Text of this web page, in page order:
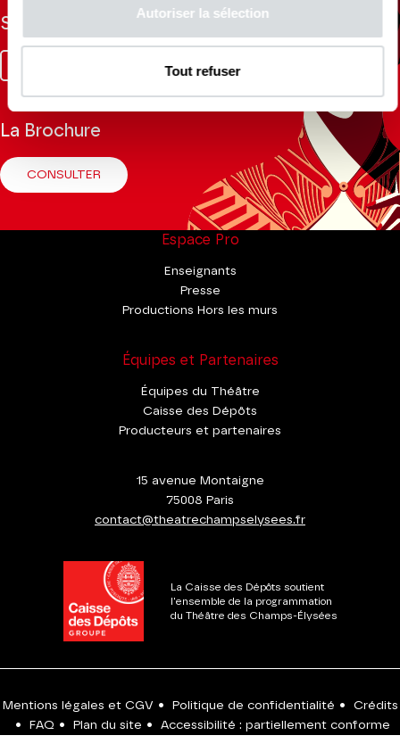
Autoriser la sélection
Tout refuser
Suivez-nous
YoutubeLinkedin
La Brochure
CONSULTER
Espace Pro
Enseignants
Presse
Productions Hors les murs
Équipes et Partenaires
Équipes du Théâtre
Caisse des Dépôts
Producteurs et partenaires
15 avenue Montaigne
75008 Paris
contact@theatrechampselysees.fr
La Caisse des Dépôts soutient
l'ensemble de la programmation
du Théâtre des Champs-Élysées
Mentions légales et CGV • Politique de confidentialité •
Crédits
•
FAQ • Plan du site • Accessibilité : partiellement conforme